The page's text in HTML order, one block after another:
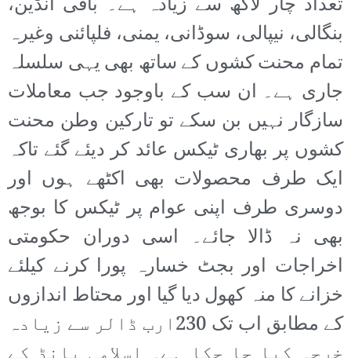
بنگالی، نیپالی، سوڈانی، یمنی، فلپائنی وغیرہ
تمام محنت کشوں کے ساتھ بھی یہی سلسلہ
جاری ہے۔ ان سب کے باوجود جب معاملات
سازگار نہیں بن سکے تو تارکین وطن محنت
کشوں پر بھاری ٹیکس عائد کر دیئے گئے تاکہ
ایک طرف محصولات بھی اکٹھے ہوں اور
دوسری طرف اپنی عوام پر ٹیکس کا بوجھ
بھی نہ ڈالا جائے۔ اسی دوران حکومتی
اخراجات اور بجٹ خسارہ پورا کرنے کیلئے
خزانے کا منہ کھول دیا گیا اور محتاط اندازوں
کے مطابق اب تک 230ارب ڈالر سے زیادہ